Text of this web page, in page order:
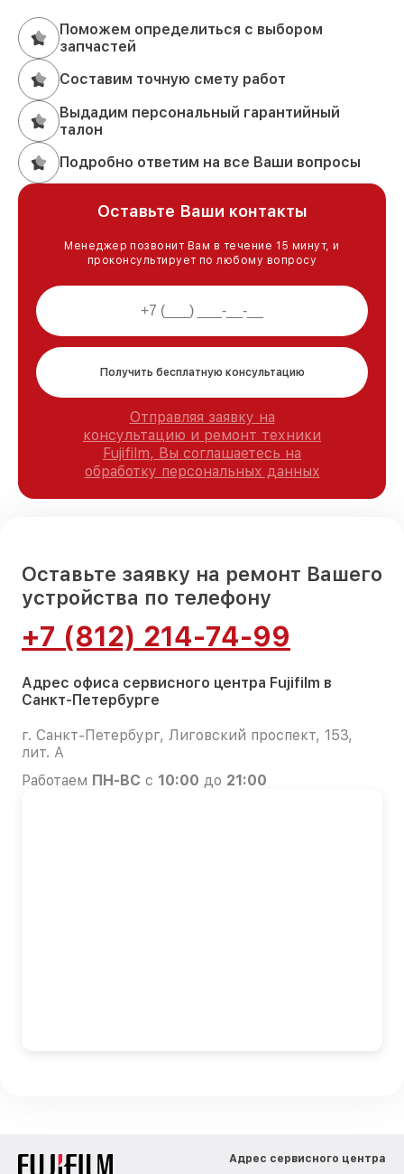
Поможем определиться с выбором
запчастей
Составим точную смету работ
Выдадим персональный гарантийный
талон
Подробно ответим на все Ваши вопросы
Оставьте Ваши контакты
Менеджер позвонит Вам в течение 15 минут, и
проконсультирует по любому вопросу
Получить бесплатную консультацию
Отправляя заявку на
консультацию и ремонт техники
Fujifilm, Вы соглашаетесь на
обработку персональных данных
Оставьте заявку на ремонт Вашего
устройства по телефону
+7 (812) 214-74-99
Адрес офиса сервисного центра Fujifilm в
Санкт-Петербурге
г. Санкт-Петербург, Лиговский проспект, 153,
лит. А
Работаем ПН-ВС с 10:00 до 21:00
Адрес сервисного центра